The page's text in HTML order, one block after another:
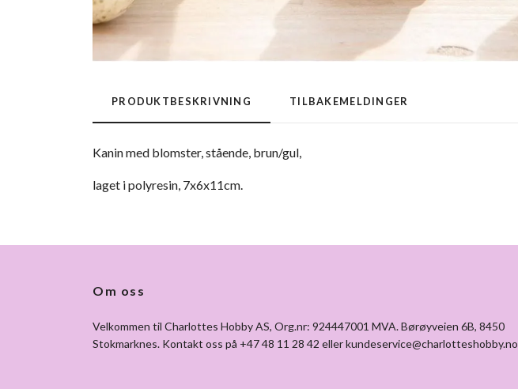
PRODUKTBESKRIVNING TILBAKEMELDINGER
Kanin med blomster, stående, brun/gul,
laget i polyresin, 7x6x11cm.
Om oss
Velkommen til Charlottes Hobby AS, Org.nr: 924447001 MVA. Børøyveien 6B, 8450
Stokmarknes. Kontakt oss på +47 48 11 28 42 ellerkundeservice@charlotteshobby.no